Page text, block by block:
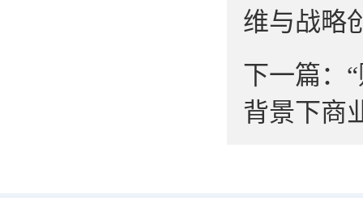
维与战略
下一篇：
背景下商